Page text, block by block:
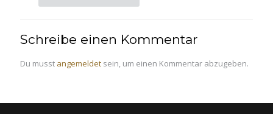
Schreibe einen Kommentar
Du musst angemeldet sein, um einen Kommentar abzugeben.